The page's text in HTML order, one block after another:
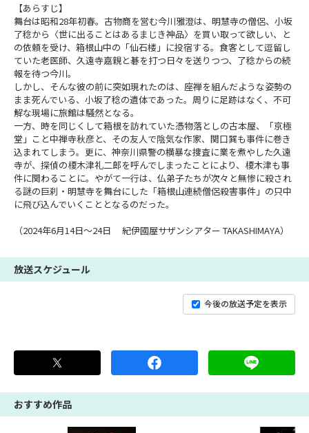
【あらすじ】
舞台は昭和28年初春。古物商を営む今川雅澄は、明慧寺の僧侶、小坂
了稔から〈世に出ることはあるまじき神品〉を買い取って欲しい、と
の依頼を受け、箱根山中の「仙石楼」に投宿する。食客として逗留し
ていた老医師、久遠寺嘉親と碁を打つ日々を送りつつ、了稔からの続
報を待つ今川。
しかし、そんな彼の前に突如現れたのは、座禅を組んだような姿勢の
まま死んでいる、小坂了稔の遺体であった。周りに足跡はなく、不可
解な現場に旅館は騒然となる。
一方、時を同じくして箱根を訪れていた憑物落としの古本屋、「京極
堂」こと中禅寺秋彦と、その友人で陰気な作家、関口巽も事件に巻き
込まれてしまう。更に、神奈川県警の横暴な捜査に業を煮やした久遠
寺が、探偵の榎木津礼二郎を呼んでしまったことにより、榎木津も事
件に関わることに。やがて一行は、仏弟子たちが次々と無惨に殺され
る謎の巨刹・明慧寺を舞台にした「箱根山連続僧侶殺害事件」の只中
に飛び込んでいくこととなるのだった。
（2024年6月14日～24日 紀伊國屋サザンシアター TAKASHIMAYA）
放送スケジュール
今後の放送予定を表示
おすすめ作品